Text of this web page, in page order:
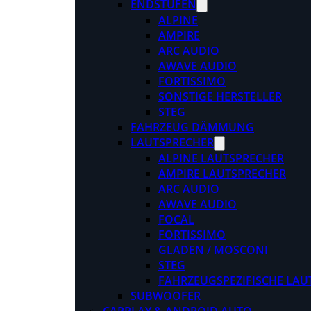
ENDSTUFEN
ALPINE
AMPIRE
ARC AUDIO
AWAVE AUDIO
FORTISSIMO
SONSTIGE HERSTELLER
STEG
FAHRZEUG DÄMMUNG
LAUTSPRECHER
ALPINE LAUTSPRECHER
AMPIRE LAUTSPRECHER
ARC AUDIO
AWAVE AUDIO
FOCAL
FORTISSIMO
GLADEN / MOSCONI
STEG
FAHRZEUGSPEZIFISCHE
SUBWOOFER